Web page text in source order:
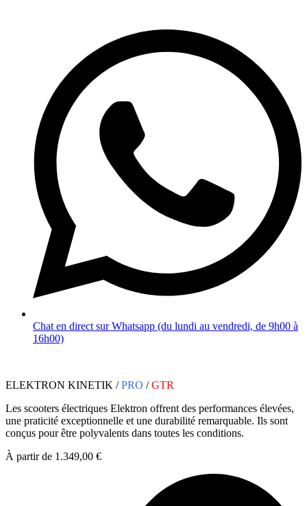
Chat en direct sur Whatsapp (du lundi au vendredi, de 9h00 à
16h00)
ELEKTRON KINETIK /PRO /GTR
Les scooters électriques Elektron offrent des performances élevées,
une praticité exceptionnelle et une durabilité remarquable. Ils sont
conçus pour être polyvalents dans toutes les conditions.
À partir de 1.349,00 €